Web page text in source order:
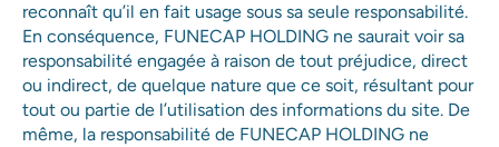
reconnaît qu’il en fait usage sous sa seule responsabilité.
En conséquence, FUNECAP HOLDING ne saurait voir sa
responsabilité engagée à raison de tout préjudice, direct
ou indirect, de quelque nature que ce soit, résultant pour
tout ou partie de l’utilisation des informations du site. De
même, la responsabilité de FUNECAP HOLDING ne